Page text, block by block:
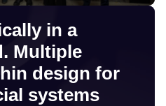
i mercati
in a
Multiple
design for
systems